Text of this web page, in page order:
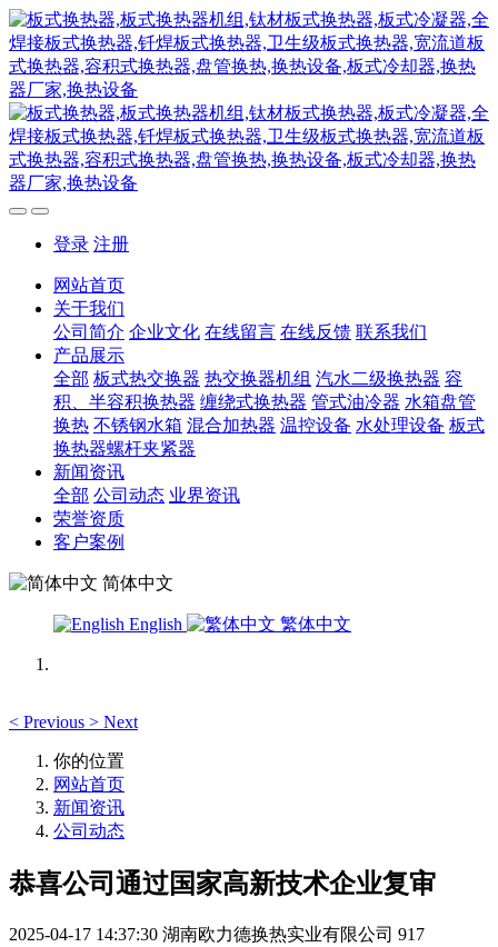
登录 注册
网站首页
关于我们
公司简介 企业文化 在线留言 在线反馈 联系我们
产品展示
全部 板式热交换器 热交换器机组 汽水二级换热器 容
积、半容积换热器 缠绕式换热器 管式油冷器 水箱盘管
换热 不锈钢水箱 混合加热器 温控设备 水处理设备 板式
换热器螺杆夹紧器
新闻资讯
全部 公司动态 业界资讯
荣誉资质
客户案例
简体中文
English 繁体中文
< Previous > Next
你的位置
网站首页
新闻资讯
公司动态
恭喜公司通过国家高新技术企业复审
2025-04-17 14:37:30 湖南欧力德换热实业有限公司 917